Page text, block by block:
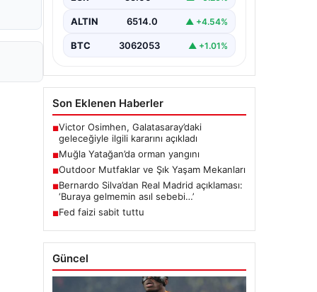
ALTIN 6514.0 ▲ +4.54%
BTC 3062053 ▲ +1.01%
Son Eklenen Haberler
■Victor Osimhen, Galatasaray’daki
geleceğiyle ilgili kararını açıkladı
■Muğla Yatağan’da orman yangını
■Outdoor Mutfaklar ve Şık Yaşam Mekanları
■Bernardo Silva’dan Real Madrid açıklaması:
‘Buraya gelmemin asıl sebebi…’
■Fed faizi sabit tuttu
Güncel